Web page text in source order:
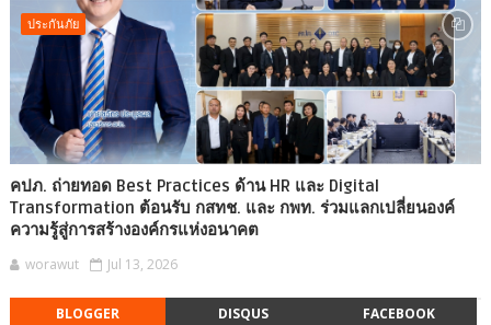
ประกันภัย
คปภ. ถ่ายทอด Best Practices ด้าน HR และ Digital
Transformation ต้อนรับ กสทช. และ กพท. ร่วมแลกเปลี่ยนองค์
ความรู้สู่การสร้างองค์กรแห่งอนาคต
worawut Jul 13, 2026
BLOGGER DISQUS FACEBOOK